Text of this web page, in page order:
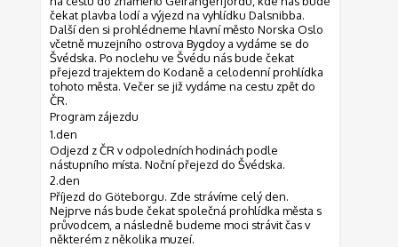
čekat plavba lodí a výjezd na vyhlídku Dalsnibba.
Další den si prohlédneme hlavní město Norska Oslo
včetně muzejního ostrova Bygdoy a vydáme se do
Švédska. Po noclehu ve Švédu nás bude čekat
přejezd trajektem do Kodaně a celodenní prohlídka
tohoto města. Večer se již vydáme na cestu zpět do
ČR.
Program zájezdu
1.den
Odjezd z ČR v odpoledních hodinách podle
nástupního místa. Noční přejezd do Švédska.
2.den
Příjezd do Göteborgu. Zde strávíme celý den.
Nejprve nás bude čekat společná prohlídka města s
průvodcem, a následně budeme moci strávit čas v
některém z několika muzeí.